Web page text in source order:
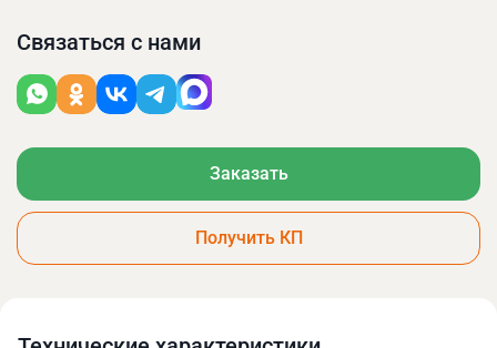
Связаться с нами
Заказать
Получить КП